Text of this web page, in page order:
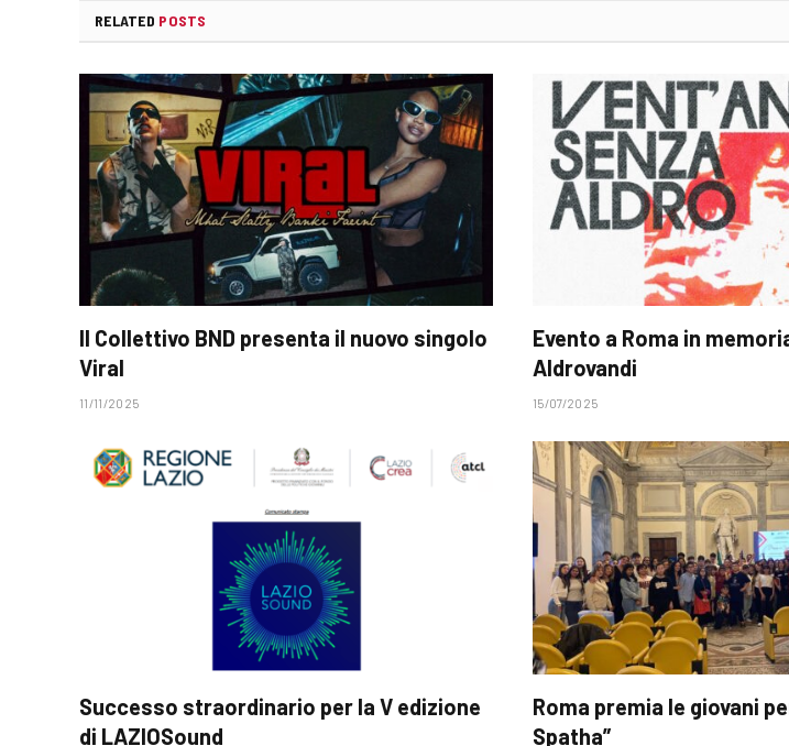
RELATED POSTS
Il Collettivo BND presenta il nuovo singolo
Viral
11/11/2025
Evento a Roma in
Aldrovandi
15/07/2025
Successo straordinario per la V edizione
di LAZIOSound
Roma premia le giovani
Spatha”